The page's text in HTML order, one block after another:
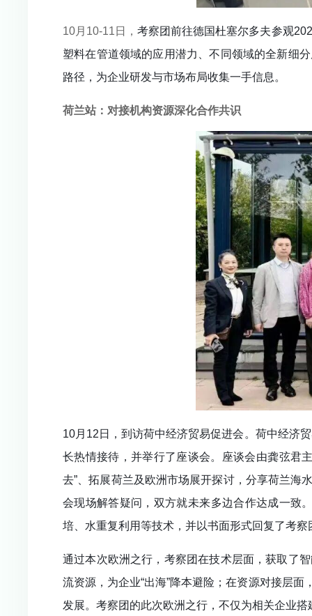
10月10-11日，考察团前往德国杜塞尔多夫参观
塑料在管道领域的应用潜力、不同领域的全新细
路径，为企业研发与市场布局收集一手信息。
荷兰站：对接机构资源深化合作共识
10月12日，到访荷中经济贸易促进会。荷中经济
长热情接待，并举行了座谈会。座谈会由龚弦君
去”、拓展荷兰及欧洲市场展开探讨，分享荷兰海
会现场解答疑问，双方就未来多边合作达成一致
培、水重复利用等技术，并以书面形式回复了考
通过本次欧洲之行，考察团在技术层面，获取了
流资源，为企业“出海”降本避险；在资源对接层
发展。考察团的此次欧洲之行，不仅为相关企业